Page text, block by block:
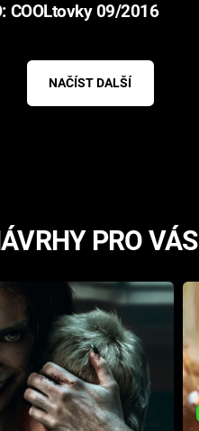
COOLtovky 09/2016
NAČÍST DALŠÍ
PRO VÁS